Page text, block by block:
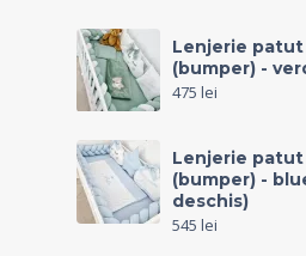
Lenjerie
(bumper) -
475 lei
Lenjerie
(bumper) -
deschis)
545 lei